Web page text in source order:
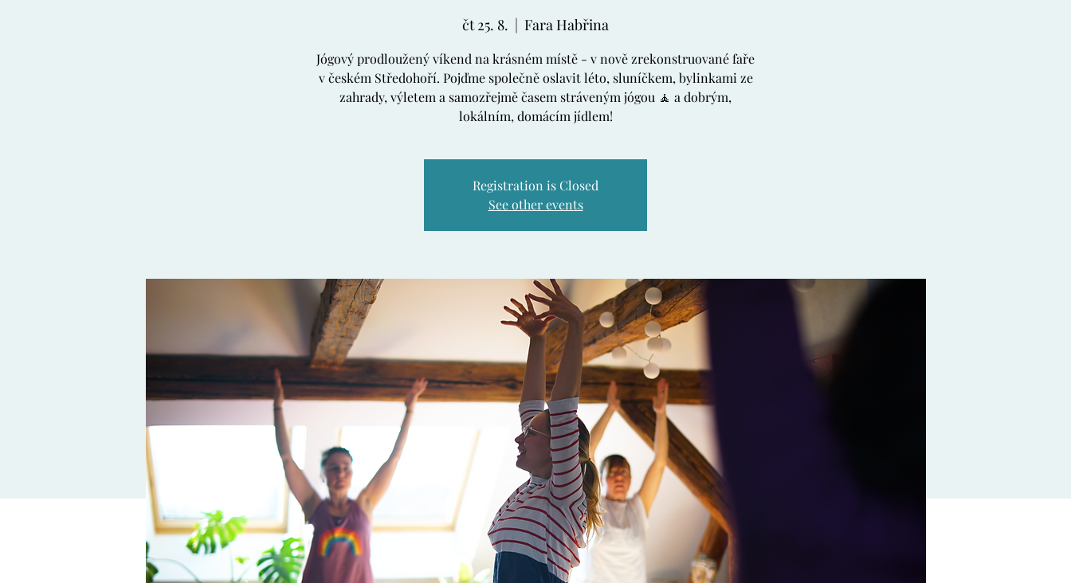
čt 25. 8.
  |
Fara Habřina
Jógový prodloužený víkend na krásném místě - v nově zrekonstruované faře
v českém Středohoří. Pojďme společně oslavit léto, sluníčkem, bylinkami ze
zahrady, výletem a samozřejmě časem stráveným jógou 🧘 a dobrým,
lokálním, domácím jídlem!
Registration is Closed
See other events